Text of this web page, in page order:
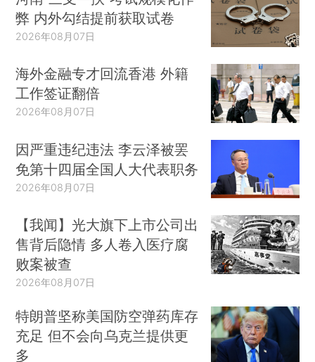
弊 内外勾结提前获取试卷
2026年08月07日
海外金融专才回流香港 外籍
工作签证翻倍
2026年08月07日
因严重违纪违法 李云泽被罢
免第十四届全国人大代表职务
2026年08月07日
【我闻】光大旗下上市公司出
售背后隐情 多人卷入医疗腐
败案被查
2026年08月07日
特朗普坚称美国防空弹药库存
充足 但不会向乌克兰提供更
多